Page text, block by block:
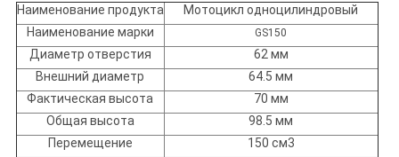
Наименование продукта
Мотоцикл одноцилиндровый
Наименование марки
GS150
Диаметр отверстия
62 мм
Внешний диаметр
64.5 мм
Фактическая высота
70 мм
Общая высота
98.5 мм
Перемещение
150 см3